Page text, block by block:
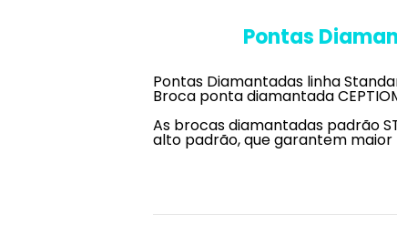
Pontas
Pontas Diamantadas linha
Broca ponta diamantada
As brocas diamantadas padrão
alto padrão, que garantem